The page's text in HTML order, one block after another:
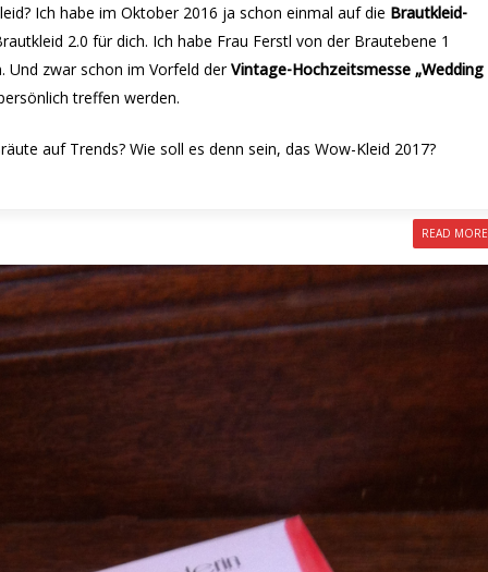
Ich habe im Oktober 2016 ja schon einmal auf die Brautkleid-
2.0 für dich. Ich habe Frau Ferstl von der Brautebene 1
Und zwar schon im Vorfeld derVintage-Hochzeitsmesse „Wedding
treffen werden.
auf Trends? Wie soll es denn sein, das Wow-Kleid 2017?
READ MORE